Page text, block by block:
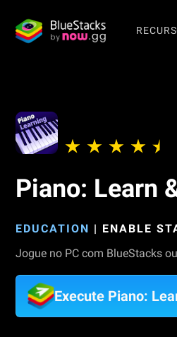
Piano: Learn
EDUCATION | ENABLE
Jogue no PC com BlueStacks
Execute Piano: